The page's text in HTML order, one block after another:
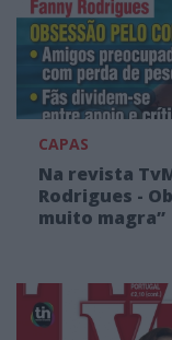
CAPAS
Na revista
Rodrigues -
muito magra”